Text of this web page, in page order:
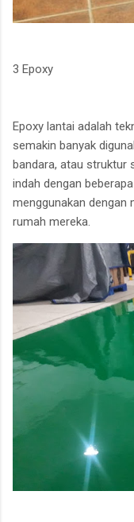
3 Epoxy
Epoxy lantai adalah
semakin banyak
bandara, atau struktur
indah dengan
menggunakan dengan
rumah mereka.